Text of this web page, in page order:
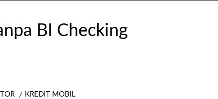
KREDIT MOBIL